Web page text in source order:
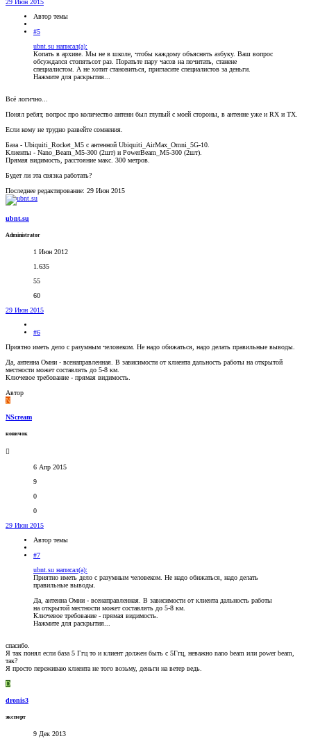
Автор темы
#5
ubnt.su написал(а):
Копать в архиве. Мы не в школе, чтобы каждому объяснять азбуку. Ваш вопрос
обсуждался стопятьсот раз. Поратьте пару часов на почитать, станене
специалистом. А не хотит становиться, пригласите специалистов за деньги.
Нажмите для раскрытия...
Всё логично...
Понял ребят, вопрос про количество антенн был глупый с моей стороны, в антенне уже и RX и TX.
Если кому не трудно развейте сомнения.
База - Ubiquiti_Rocket_M5 с антенной Ubiquiti_AirMax_Omni_5G-10.
Клиенты - Nano_Beam_M5-300 (2шт) и PowerBeam_M5-300 (2шт).
Прямая видимость, расстояние макс. 300 метров.
Будет ли эта связка работать?
Последнее редактирование: 29 Июн 2015
ubnt.su
Administrator
1 Июн 2012
1.635
55
60
29 Июн 2015
#6
Приятно иметь дело с разумным человеком. Не надо обижаться, надо делать правильные выводы.
Да, антенна Омни - всенаправленная. В зависимости от клиента дальность работы на открытой
местности может составлять до 5-8 км.
Ключевое требование - прямая видимость.
Автор
N
NScream
новичок
6 Апр 2015
9
0
0
29 Июн 2015
Автор темы
#7
ubnt.su написал(а):
Приятно иметь дело с разумным человеком. Не надо обижаться, надо делать
правильные выводы.
Да, антенна Омни - всенаправленная. В зависимости от клиента дальность работы
на открытой местности может составлять до 5-8 км.
Ключевое требование - прямая видимость.
Нажмите для раскрытия...
спасибо.
Я так понял если база 5 Ггц то и клиент должен быть с 5Ггц, неважно nano beam или power beam,
так?
Я просто переживаю клиента не того возьму, деньги на ветер ведь.
D
dronis3
эксперт
9 Дек 2013